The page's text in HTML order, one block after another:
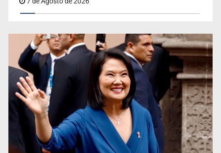
Descartan riesgo tras reportes de olor a gas en tres
colonias de Tlaquepaque